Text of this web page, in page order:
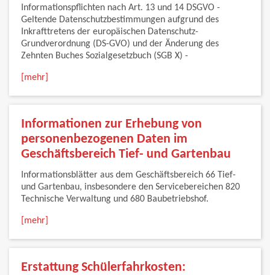
Informationspflichten nach Art. 13 und 14 DSGVO -
Geltende Datenschutzbestimmungen aufgrund des
Inkrafttretens der europäischen Datenschutz-
Grundverordnung (DS-GVO) und der Änderung des
Zehnten Buches Sozialgesetzbuch (SGB X) -
[mehr]
Informationen zur Erhebung von
personenbezogenen Daten im
Geschäftsbereich Tief- und Gartenbau
Informationsblätter aus dem Geschäftsbereich 66 Tief-
und Gartenbau, insbesondere den Servicebereichen 820
Technische Verwaltung und 680 Baubetriebshof.
[mehr]
Erstattung Schülerfahrkosten: